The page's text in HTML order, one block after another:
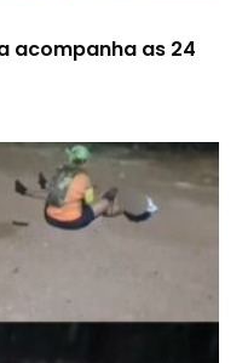
acompanha as 24